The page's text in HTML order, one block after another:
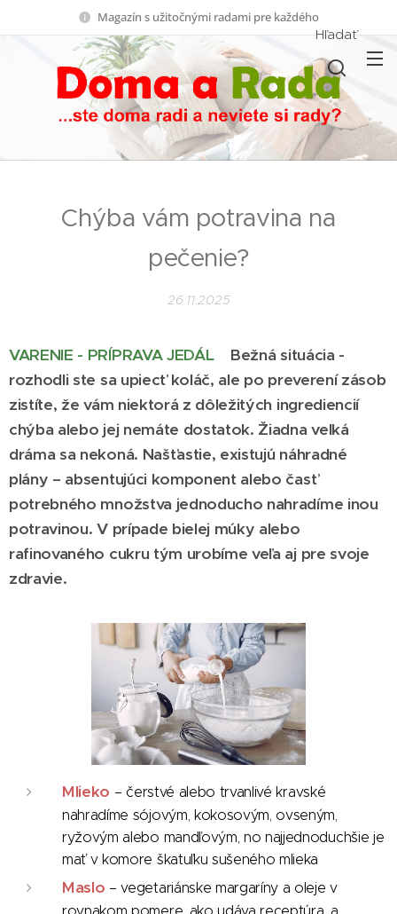
Magazín s užitočnými radami pre každého
Hľadať
Chýba vám potravina na
pečenie?
26.11.2025
VARENIE - PRÍPRAVA JEDÁL
Bežná situácia -
rozhodli ste sa upiecť koláč, ale po preverení zásob
zistíte, že vám niektorá z dôležitých ingrediencií
chýba alebo jej nemáte dostatok. Žiadna veľká
dráma sa nekoná. Našťastie, existujú náhradné
plány – absentujúci komponent alebo časť
potrebného množstva jednoducho nahradíme inou
potravinou. V prípade bielej múky alebo
rafinovaného cukru tým urobíme veľa aj pre svoje
zdravie.
Mlieko – čerstvé alebo trvanlivé kravské
nahradíme sójovým, kokosovým, ovseným,
ryžovým alebo mandľovým, no najjednoduchšie je
mať v komore škatuľku sušeného mlieka
Maslo – vegetariánske margaríny a oleje v